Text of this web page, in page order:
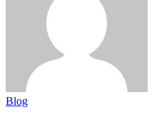
Blog